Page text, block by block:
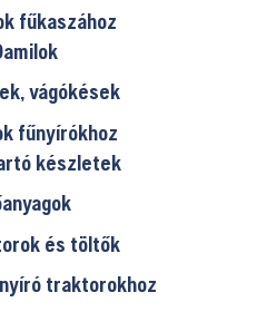
fűkaszához
vágókések
fűnyírókhoz
készletek
és töltők
traktorokhoz